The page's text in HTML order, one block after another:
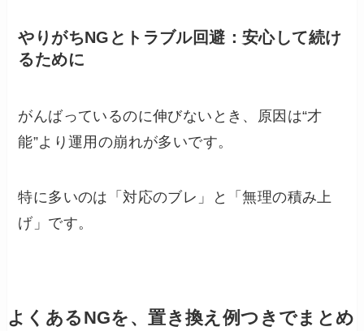
やりがちNGとトラブル回避：安心して続け
るために
がんばっているのに伸びないとき、原因は“才
能”より運用の崩れが多いです。
特に多いのは「対応のブレ」と「無理の積み上
げ」です。
よくあるNGを、置き換え例つきでまとめ